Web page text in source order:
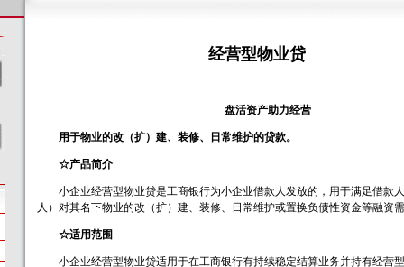
经营型物业贷
盘活资产助力经营
用于物业的改（扩）建、装修、日常维护的贷款。
☆产品简介
小企业经营型物业贷是工商银行为小企业借款人发放的，用于满足借款
人）对其名下物业的改（扩）建、装修、日常维护或置换负债性资金等融资
☆适用范围
小企业经营型物业贷适用于在工商银行有持续稳定结算业务并持有经营